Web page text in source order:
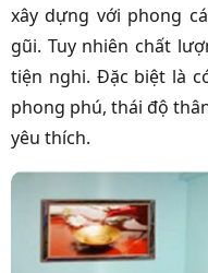
xây dựng với phong
gũi. Tuy nhiên chất
tiện nghi. Đặc biệt là
phong phú, thái độ
yêu thích.